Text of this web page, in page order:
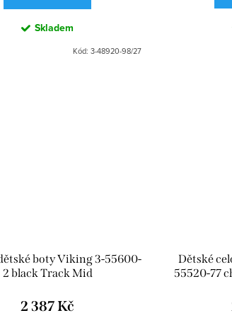
Skladem
Kód:3-48920-98/27
boty Viking 3-55600-
2 black Track Mid
2 387 Kč
Dětské
55520-77